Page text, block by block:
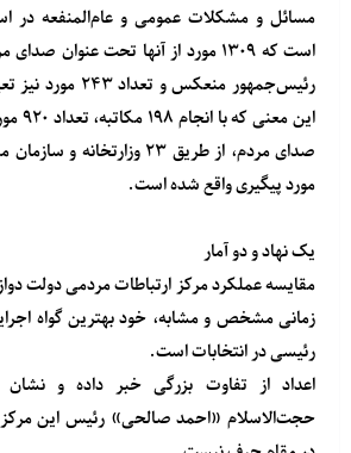
مسائل و مشکلات عمومی و عام‌المنفعه در
است که ۱۳۰۹ مورد از آنها تحت عنوان
رئیس‌جمهور منعکس و
این
صدای مردم، از طریق ۲۳
مورد پیگیری واقع شده است.
یک نهاد و دو آمار
مقایسه عملکرد مرکز ارتباطات مردمی دولت
زمانی مشخص و مشابه، خود بهترین گواه
رئیسی در انتخابات است.
اعداد از تفاوت بزرگی خبر داده و
حجت‌الاسلام «احمد صالحی» رئیس این مرکز